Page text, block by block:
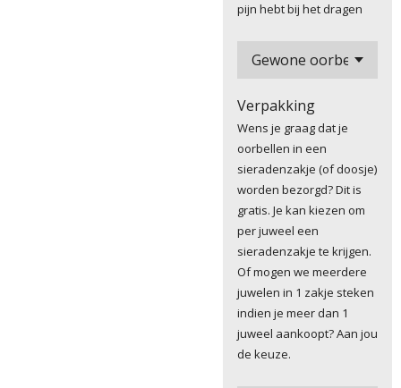
pijn hebt bij het dragen
Verpakking
Wens je graag dat je
oorbellen in een
sieradenzakje (of doosje)
worden bezorgd? Dit is
gratis. Je kan kiezen om
per juweel een
sieradenzakje te krijgen.
Of mogen we meerdere
juwelen in 1 zakje steken
indien je meer dan 1
juweel aankoopt? Aan jou
de keuze.